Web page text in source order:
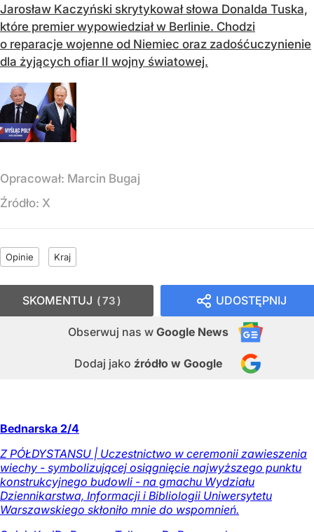
Jarosław Kaczyński skrytykował słowa Donalda Tuska,
które premier wypowiedział w Berlinie. Chodzi
o reparacje wojenne od Niemiec oraz zadośćuczynienie
dla żyjących ofiar II wojny światowej.
Opracował: Marcin Bugaj
Źródło: X
Opinie Kraj
UDOSTĘPNIJ
Obserwuj nas w Google News
Dodaj jako źródło w Google
SKOMENTUJ 73
Bednarska 2/4
Z PÓŁDYSTANSU | Uczestnictwo w ceremonii zawieszenia
wiechy - symbolizującej osiągnięcie najwyższego punktu
konstrukcyjnego budowli - na gmachu Wydziału
Dziennikarstwa, Informacji i Bibliologii Uniwersytetu
Warszawskiego skłoniło mnie do wspomnień.